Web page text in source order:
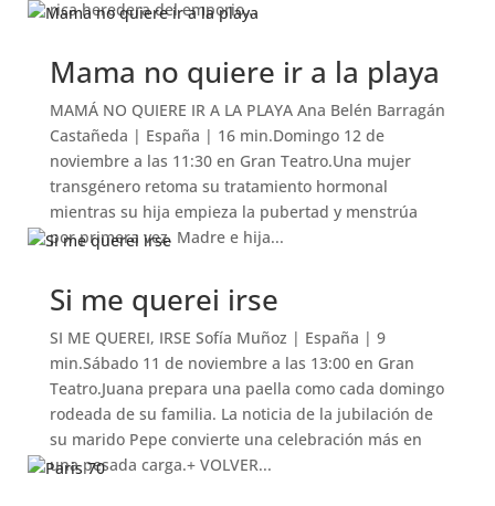
rica heredera del emporio...
Mama no quiere ir a la playa
MAMÁ NO QUIERE IR A LA PLAYA Ana Belén Barragán
Castañeda | España | 16 min.Domingo 12 de
noviembre a las 11:30 en Gran Teatro.Una mujer
transgénero retoma su tratamiento hormonal
mientras su hija empieza la pubertad y menstrúa
por primera vez. Madre e hija...
Si me querei irse
SI ME QUEREI, IRSE Sofía Muñoz | España | 9
min.Sábado 11 de noviembre a las 13:00 en Gran
Teatro.Juana prepara una paella como cada domingo
rodeada de su familia. La noticia de la jubilación de
su marido Pepe convierte una celebración más en
una pesada carga.+ VOLVER...